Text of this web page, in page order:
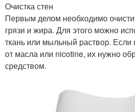
Очистка стен
Первым делом необходимо
грязи и жира. Для этого можно
ткань или мыльный раствор. Если
от масла или nicotine, их нужно
средством.